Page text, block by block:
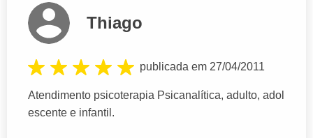
Thiago
publicada em 27/04/2011
Atendimento psicoterapia Psicanalítica, adulto, adol
escente e infantil.